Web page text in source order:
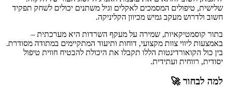
שלישית, טיפולים המסמכים לאקלים וגיל משתנים יכולים לשחק תפקיד
חשוב ולדרוש מעקב גמיש מכיוון הקליניקה.
בתור קוסמטיקאיות, שמירה על מעקף השרדות היא מערכתית –
באמצעות ליווי צוות מקצועי, דוחות ותיעוד המתקיימים במתודה מסודרת.
בין כול הקואורדינטות הללו תקבלו את היכולת להבטיח חווית טיפול
יסודית, רווחית ועתידית.
למה לבחור 🚀